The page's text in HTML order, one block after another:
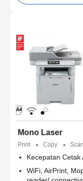
Mono Laser
Print Copy Scan
Kecepatan
WiFi, AirPrint,